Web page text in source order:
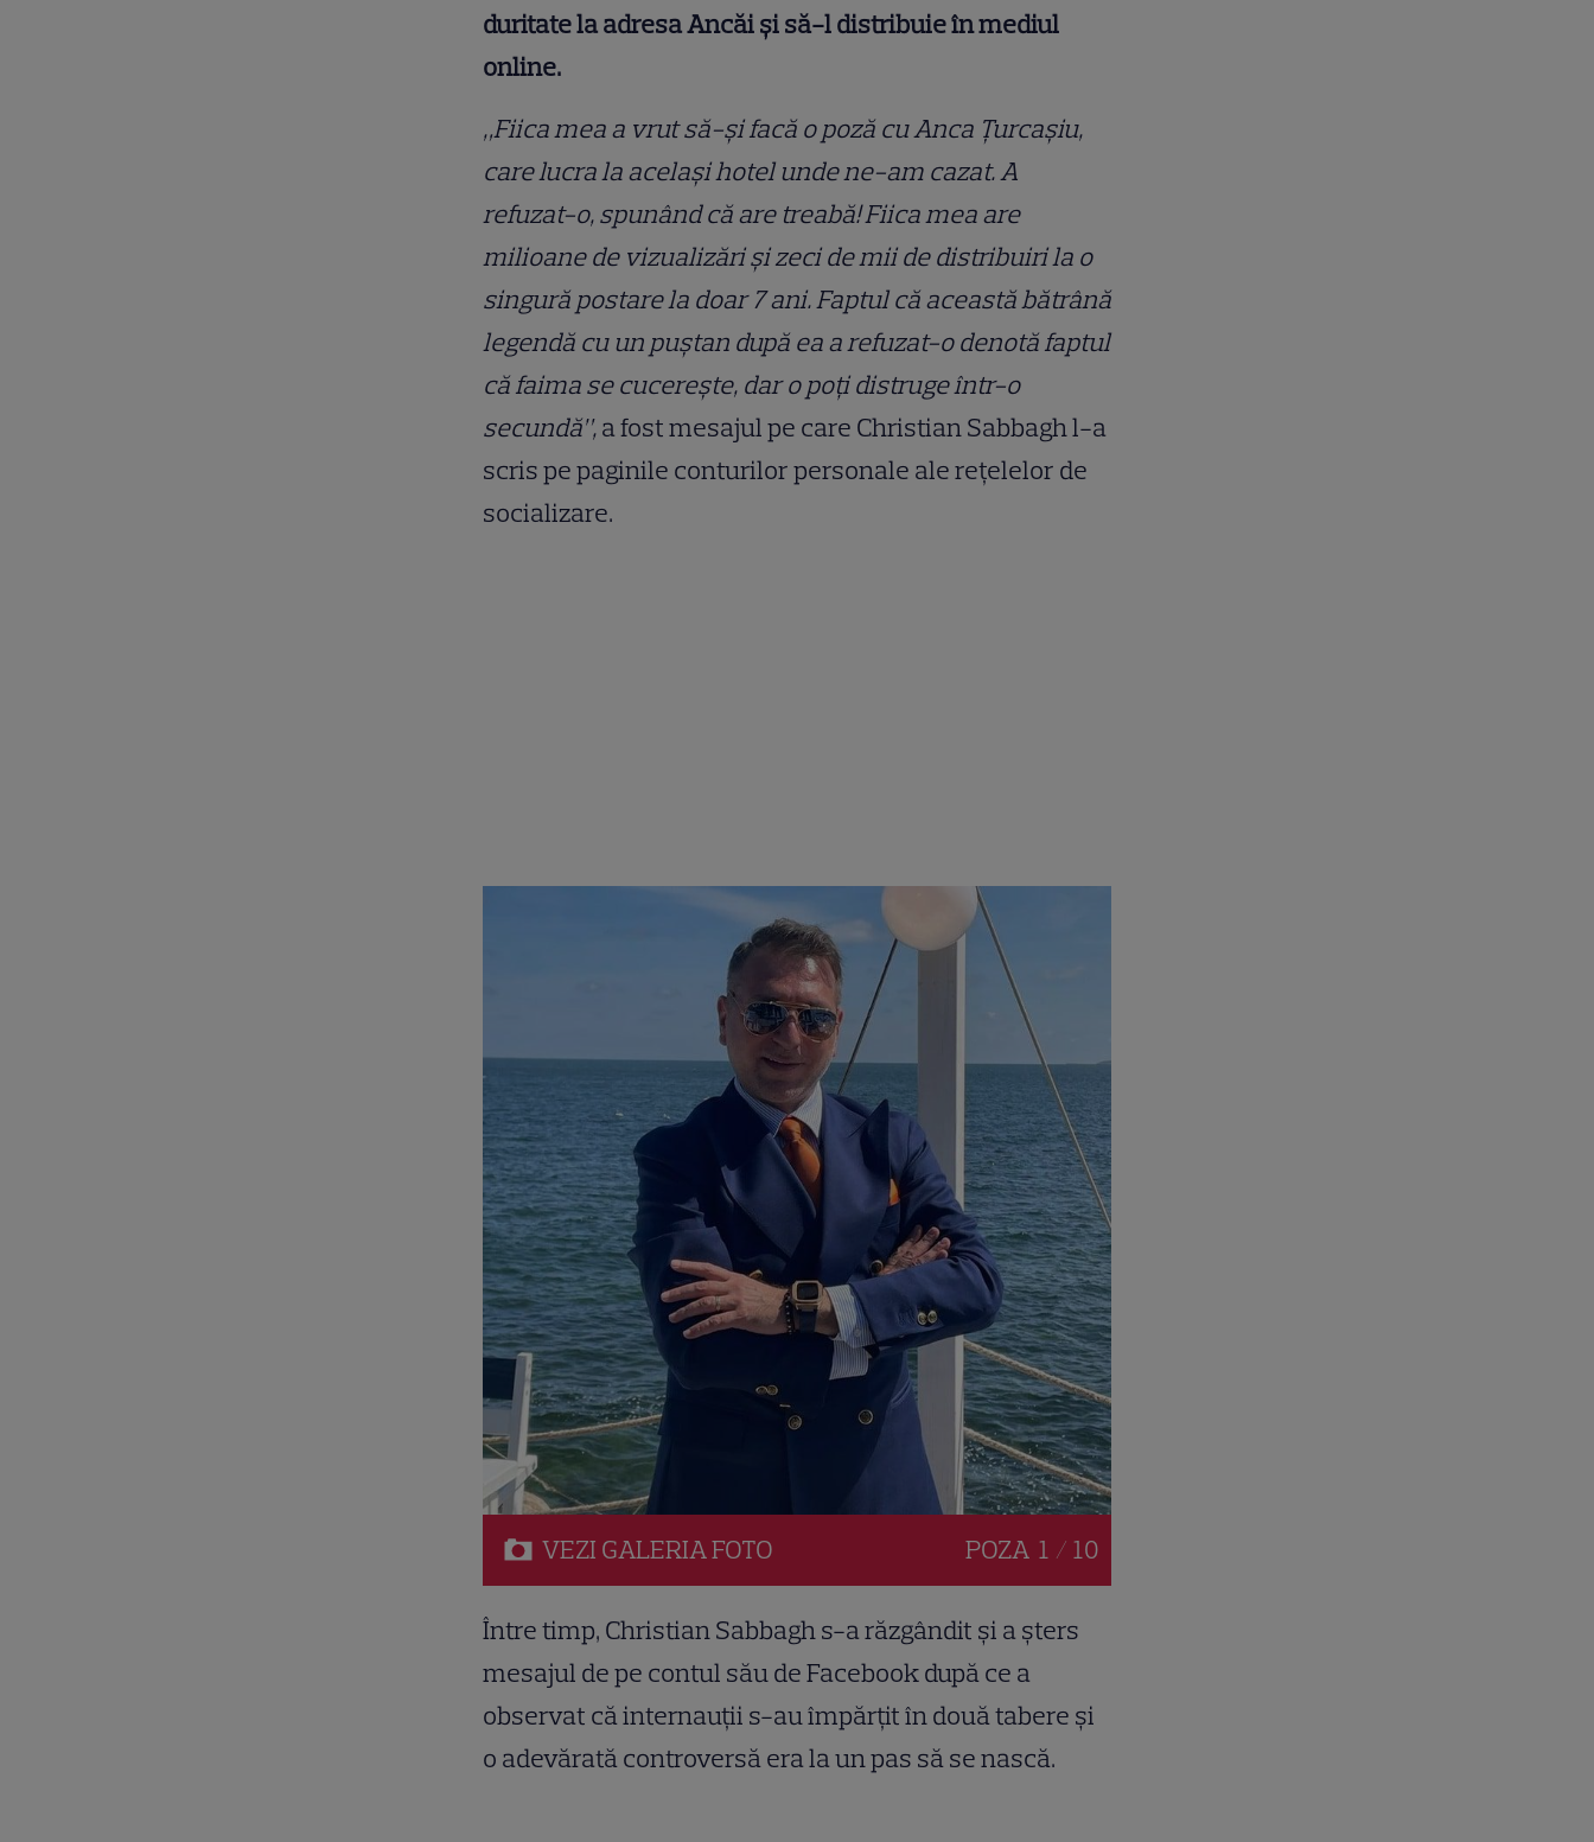
duritate la adresa Ancăi și să-l distribuie în mediul
online.
„Fiica mea a vrut să-și facă o poză cu Anca Țurcașiu,
care lucra la același hotel unde ne-am cazat. A
refuzat-o, spunând că are treabă! Fiica mea are
milioane de vizualizări și zeci de mii de distribuiri la o
singură postare la doar 7 ani. Faptul că această bătrână
legendă cu un puștan după ea a refuzat-o denotă faptul
că faima se cucerește, dar o poți distruge într-o
secundă”,a fost mesajul pe care Christian Sabbagh l-a
scris pe paginile conturilor personale ale rețelelor de
socializare.
VEZI GALERIAFOTO POZA 1 / 10
Între timp, Christian Sabbagh s-a răzgândit și a șters
mesajul de pe contul său de Facebook după ce a
observat că internauții s-au împărțit în două tabere și
o adevărată controversă era la un pas să se nască.